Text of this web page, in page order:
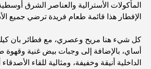
المجتمعات السكنية المطلة على الواجهة
فاخرة على شاطئ البحر
أفضل البنوك في دبي للمقيمين الأجانب:
المأكولات الأسترالية والعناصر الشرق
الإفطار هذا قائمة طعام فريدة ترضي جميع
كل شيء هنا مريح وعصري، مع فطائر بان
أساي، بالإضافة إلى وجبات بيض غنية وقهوة
الداخلية أنيقة وخفيفة، ومثالية للقاء